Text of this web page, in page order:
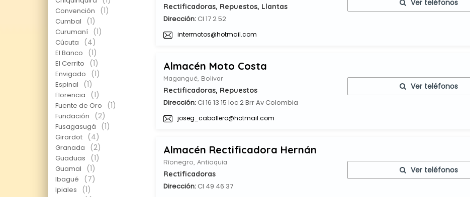
Convención (1)
Cumbal (1)
Curumaní (1)
Cúcuta (4)
El Banco (1)
El Cerrito (1)
Envigado (1)
Espinal (1)
Florencia (1)
Fuente de Oro (1)
Fundación (2)
Fusagasugá (1)
Girardot (4)
Granada (2)
Guaduas (1)
Guamal (1)
Ibagué (7)
Ipiales (1)
Rectificadoras, Repuestos, Llantas
Dirección:Cl 17 2 52
intermotos@hotmail.com
Ver teléfonos
Almacén Moto Costa
Magangué, Bolívar
Rectificadoras, Repuestos
Dirección:Cl 16 13 15 loc 2 Brr Av Colombia
joseg_caballero@hotmail.com
Ver teléfonos
Almacén Rectificadora Hernán
Ríonegro, Antioquia
Rectificadoras
Dirección:Cl 49 46 37
Ver teléfonos